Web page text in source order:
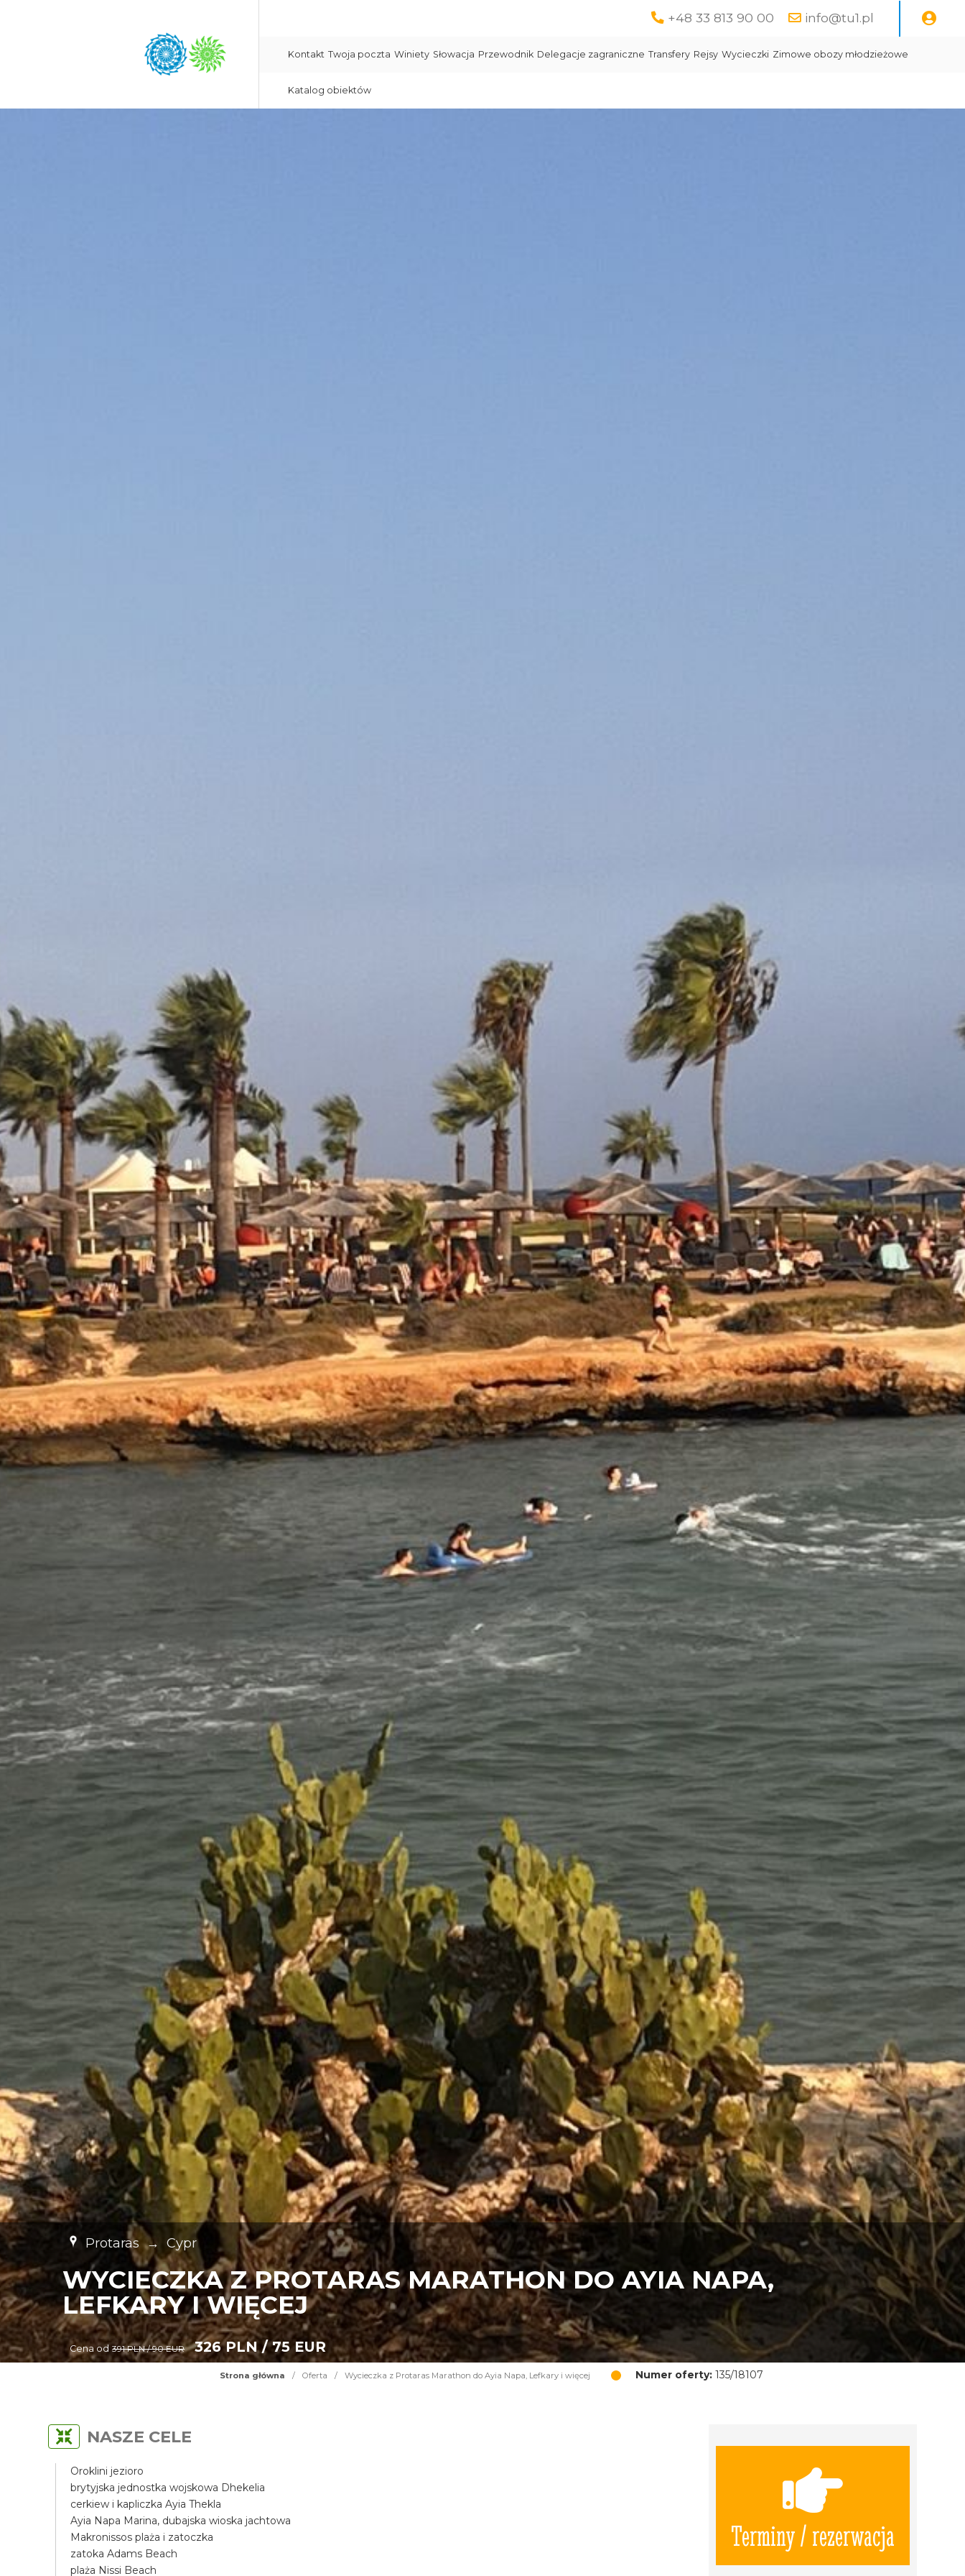
+48 33 813 90 00 info@tu1.pl
Kontakt Twoja poczta Winiety Słowacja Przewodnik Delegacje zagraniczne Transfery Rejsy Wycieczki Zimowe obozy młodzieżowe
Katalog obiektów
Protaras → Cypr
WYCIECZKA Z PROTARAS MARATHON DO AYIA NAPA,
LEFKARY I WIĘCEJ
Cena od 391 PLN / 90 EUR 326 PLN / 75 EUR
Strona główna / Oferta / Wycieczka z Protaras Marathon do Ayia Napa, Lefkary i więcej Numer oferty: 135/18107
Terminy / rezerwacja
NASZE CELE
Oroklini jezioro
brytyjska jednostka wojskowa Dhekelia
cerkiew i kapliczka Ayia Thekla
Ayia Napa Marina, dubajska wioska jachtowa
Makronissos plaża i zatoczka
zatoka Adams Beach
plaża Nissi Beach